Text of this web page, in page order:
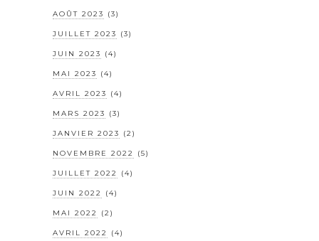
AOÛT 2023 (3)
JUILLET 2023 (3)
JUIN 2023 (4)
MAI 2023 (4)
AVRIL 2023 (4)
MARS 2023 (3)
JANVIER 2023 (2)
NOVEMBRE 2022 (5)
JUILLET 2022 (4)
JUIN 2022 (4)
MAI 2022 (2)
AVRIL 2022 (4)